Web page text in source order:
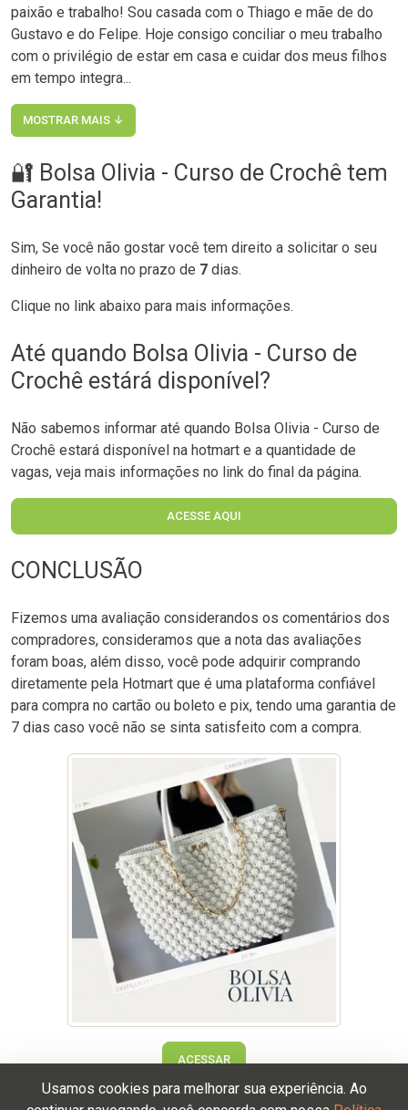
paixão e trabalho! Sou casada com o Thiago e mãe de do
Gustavo e do Felipe. Hoje consigo conciliar o meu trabalho
com o privilégio de estar em casa e cuidar dos meus filhos
em tempo integra...
MOSTRAR MAIS ↓
🔐 Bolsa Olivia - Curso de Crochê tem
Garantia!
Sim, Se você não gostar você tem direito a solicitar o seu
dinheiro de volta no prazo de 7 dias.
Clique no link abaixo para mais informações.
Até quando Bolsa Olivia - Curso de
Crochê estárá disponível?
Não sabemos informar até quando Bolsa Olivia - Curso de
Crochê estará disponível na hotmart e a quantidade de
vagas, veja mais informações no link do final da página.
ACESSE AQUI
CONCLUSÃO
Fizemos uma avaliação considerandos os comentários dos
compradores, consideramos que a nota das avaliações
foram boas, além disso, você pode adquirir comprando
diretamente pela Hotmart que é uma plataforma confiável
para compra no cartão ou boleto e pix, tendo uma garantia de
7 dias caso você não se sinta satisfeito com a compra.
Usamos cookies para melhorar sua experiência. Ao
ACESSAR